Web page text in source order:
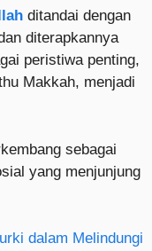
ditandai dengan
diterapkannya
peristiwa penting,
Makkah, menjadi
sebagai
yang menjunjung
dalam Melindungi